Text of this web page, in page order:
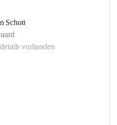
Schott
vorhanden